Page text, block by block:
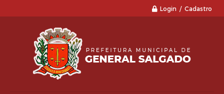
Login / Cadastro